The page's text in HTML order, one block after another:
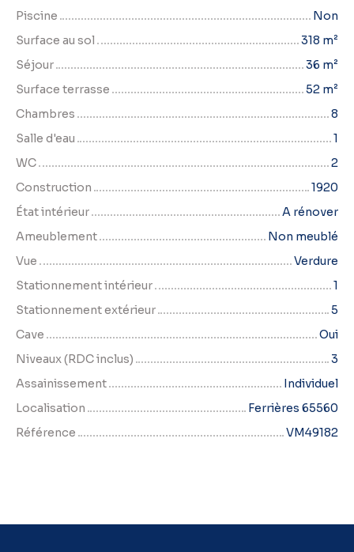
Piscine
Non
Surface au sol
318 m²
Séjour
36 m²
Surface terrasse
52 m²
Chambres
8
Salle d'eau
1
WC
2
Construction
1920
État intérieur
A rénover
Ameublement
Non meublé
Vue
Verdure
Stationnement intérieur
1
Stationnement extérieur
5
Cave
Oui
Niveaux (RDC inclus)
3
Assainissement
Individuel
Localisation
Ferrières 65560
Référence
VM49182